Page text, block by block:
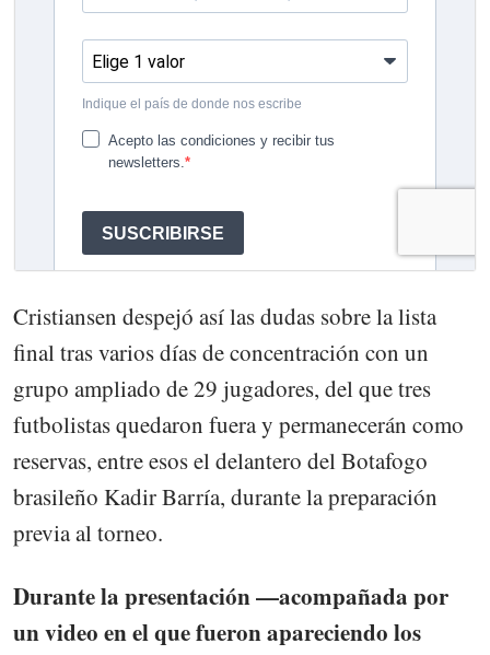
Cristiansen despejó así las dudas sobre la lista
final tras varios días de concentración con un
grupo ampliado de 29 jugadores, del que tres
futbolistas quedaron fuera y permanecerán como
reservas, entre esos el delantero del Botafogo
brasileño Kadir Barría, durante la preparación
previa al torneo.
Durante la presentación —acompañada por
un video en el que fueron apareciendo los